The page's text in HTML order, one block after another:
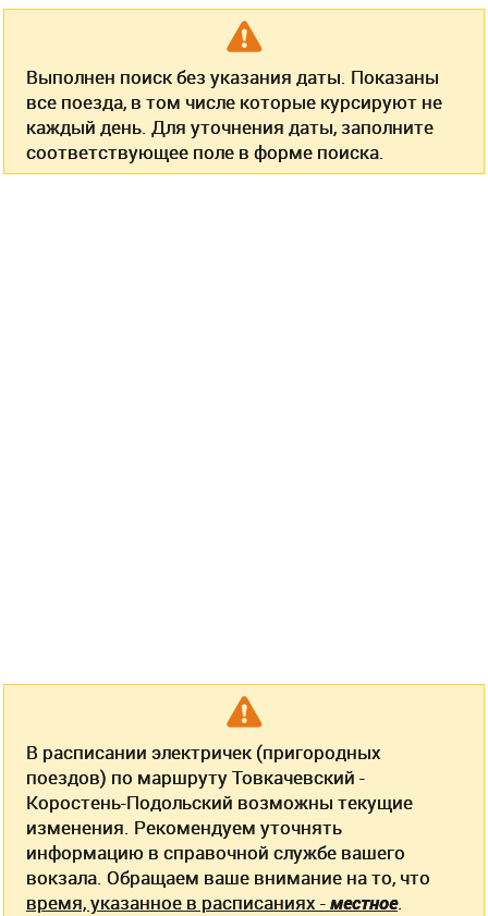
Выполнен поиск без указания даты. Показаны
все поезда, в том числе которые курсируют не
каждый день. Для уточнения даты, заполните
соответствующее поле в форме поиска.
В расписании электричек (пригородных
поездов) по маршруту Товкачевский -
Коростень-Подольский возможны текущие
изменения. Рекомендуем уточнять
информацию в справочной службе вашего
вокзала. Обращаем ваше внимание на то, что
время, указанное в расписаниях -местное.